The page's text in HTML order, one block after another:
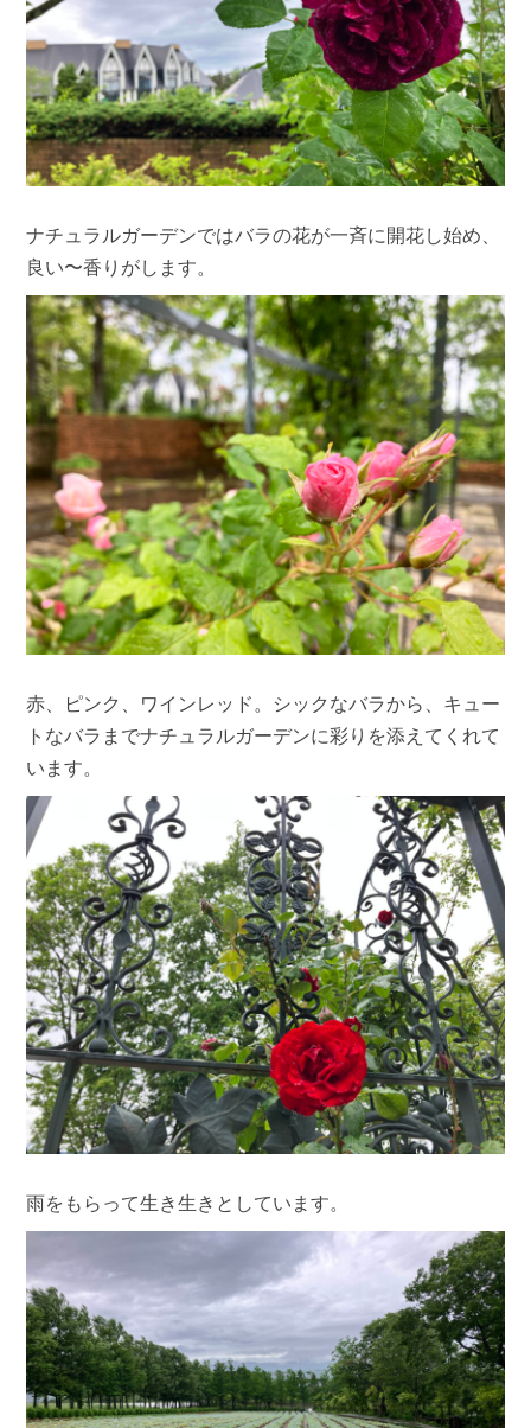
ナチュラルガーデンではバラの花が一斉に開花し始め、
良い〜香りがします。
赤、ピンク、ワインレッド。シックなバラから、キュー
トなバラまでナチュラルガーデンに彩りを添えてくれて
います。
雨をもらって生き生きとしています。